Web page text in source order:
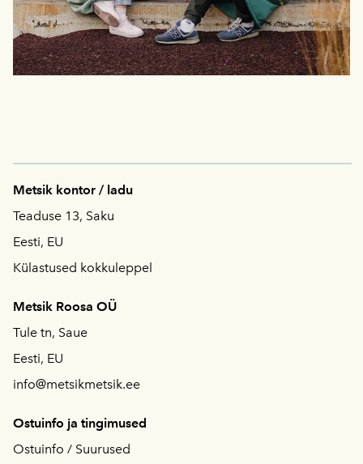
Metsik kontor / ladu
Teaduse 13, Saku
Eesti, EU
Külastused kokkuleppel
Metsik Roosa OÜ
Tule tn, Saue
Eesti, EU
info@metsikmetsik.ee
Ostuinfo ja tingimused
Ostuinfo / Suurused